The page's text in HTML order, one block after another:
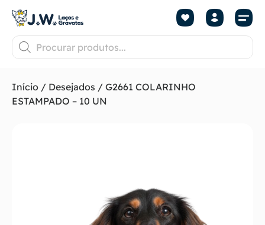
Início / Desejados / G2661 COLARINHO
ESTAMPADO – 10 UN